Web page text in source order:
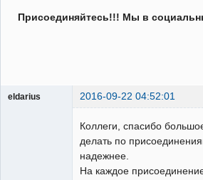
Присоединяйтесь!!! Мы в
eldarius 2016-09-22 04:52:01
Коллеги, спасибо
делать по
надежнее.
На каждое